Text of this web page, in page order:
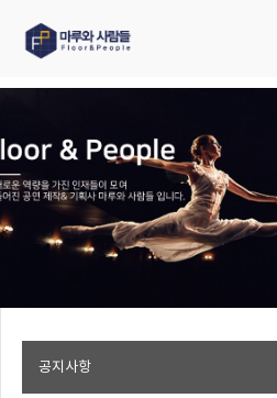
공지사항